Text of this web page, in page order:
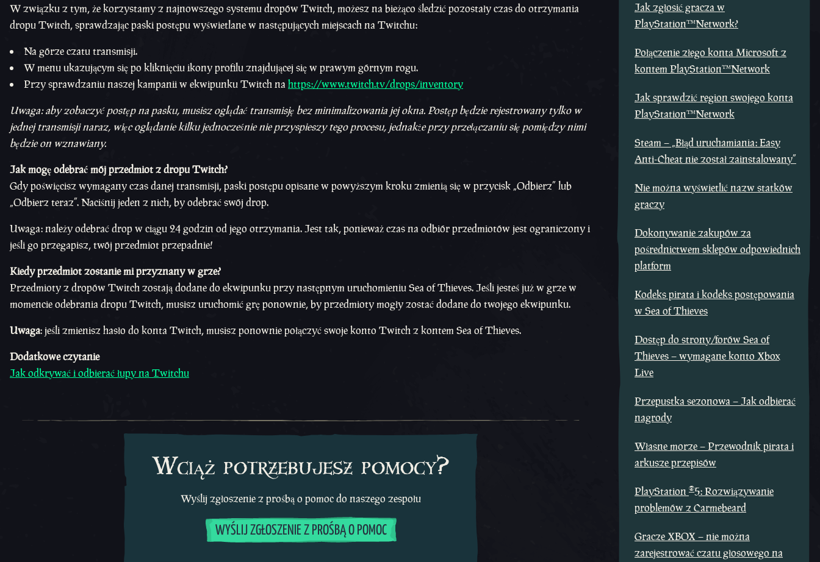
W związku z tym, że korzystamy z najnowszego systemu dropów Twitch, możesz na bieżąco śledzić pozostały czas do otrzymania
dropu Twitch, sprawdzając paski postępu wyświetlane w następujących miejscach na Twitchu:
Na górze czatu transmisji.
W menu ukazującym się po kliknięciu ikony profilu znajdującej się w prawym górnym rogu.
Przy sprawdzaniu naszej kampanii w ekwipunku Twitch nahttps://www.twitch.tv/drops/inventory
Uwaga: aby zobaczyć postęp na pasku, musisz oglądać transmisję bez minimalizowania jej okna. Postęp będzie rejestrowany tylko w
jednej transmisji naraz, więc oglądanie kilku jednocześnie nie przyspieszy tego procesu, jednakże przy przełączaniu się pomiędzy nimi
będzie on wznawiany.
Jak mogę odebrać mój przedmiot z dropu Twitch?
Gdy poświęcisz wymagany czas danej transmisji, paski postępu opisane w powyższym kroku zmienią się w przycisk „Odbierz” lub
„Odbierz teraz”. Naciśnij jeden z nich, by odebrać swój drop.
Uwaga: należy odebrać drop w ciągu 24 godzin od jego otrzymania. Jest tak, ponieważ czas na odbiór przedmiotów jest ograniczony i
jeśli go przegapisz, twój przedmiot przepadnie!
Kiedy przedmiot zostanie mi przyznany w grze?
Przedmioty z dropów Twitch zostają dodane do ekwipunku przy następnym uruchomieniu Sea of Thieves. Jeśli jesteś już w grze w
momencie odebrania dropu Twitch, musisz uruchomić grę ponownie, by przedmioty mogły zostać dodane do twojego ekwipunku.
Uwaga: jeśli zmienisz hasło do konta Twitch, musisz ponownie połączyć swoje konto Twitch z kontem Sea of Thieves.
Dodatkowe czytanie
Jak odkrywać i odbierać łupy na Twitchu
Wciąż potrzebujesz pomocy?
Wyślij zgłoszenie z prośbą o pomoc do naszego zespołu
WYŚLIJ ZGŁOSZENIE Z PROŚBĄ O POMOC
Jak zgłosić gracza w
PlayStation™Network?
Połączenie złego konta Microsoft z
kontem PlayStation™Network
Jak sprawdzić region swojego konta
PlayStation™Network
Steam – „Błąd uruchamiania: Easy
Anti-Cheat nie został zainstalowany”
Nie można wyświetlić nazw statków
graczy
Dokonywanie zakupów za
pośrednictwem sklepów odpowiednich
platform
Kodeks pirata i kodeks postępowania
w Sea of Thieves
Dostęp do strony/forów Sea of
Thieves – wymagane konto Xbox
Live
Przepustka sezonowa – Jak odbierać
nagrody
Własne morze – Przewodnik pirata i
arkusze przepisów
PlayStation ®5: Rozwiązywanie
problemów z Carmebeard
Gracze XBOX – nie można
zarejestrować czatu głosowego na